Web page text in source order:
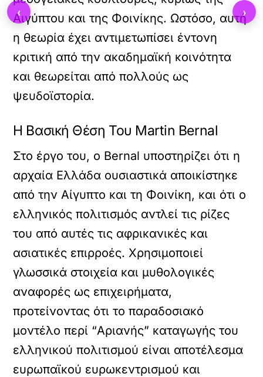
Αιγύπτου και της Φοινίκης. Ωστόσο, αυτή
η θεωρία έχει αντιμετωπίσει έντονη
κριτική από την ακαδημαϊκή κοινότητα
και θεωρείται από πολλούς ως
ψευδοϊστορία.
Η Βασική Θέση Του Martin Bernal
Στο έργο του, ο Bernal υποστηρίζει ότι η
αρχαία Ελλάδα ουσιαστικά αποικίστηκε
από την Αίγυπτο και τη Φοινίκη, και ότι ο
ελληνικός πολιτισμός αντλεί τις ρίζες
του από αυτές τις αφρικανικές και
ασιατικές επιρροές. Χρησιμοποιεί
γλωσσικά στοιχεία και μυθολογικές
αναφορές ως επιχειρήματα,
προτείνοντας ότι το παραδοσιακό
μοντέλο περί “Αριανής” καταγωγής του
ελληνικού πολιτισμού είναι αποτέλεσμα
ευρωπαϊκού ευρωκεντρισμού και
‹ ›